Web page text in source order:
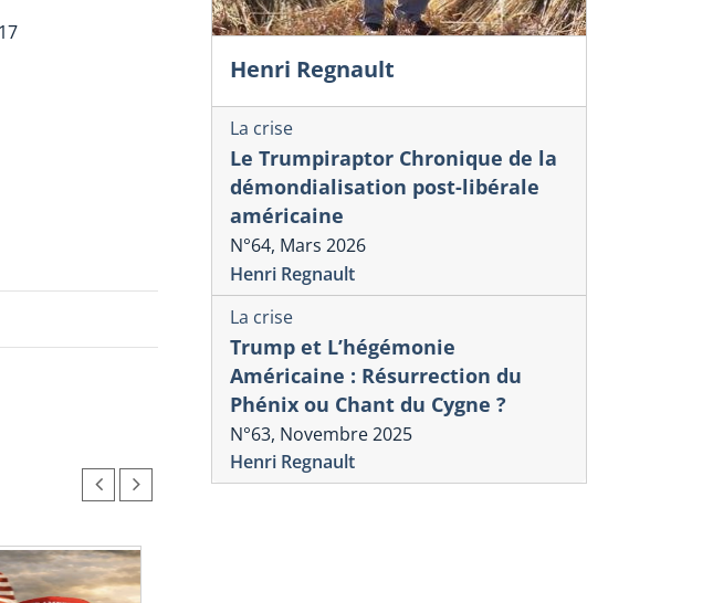
Henri Regnault
La crise
Le Trumpiraptor Chronique de la
démondialisation post-libérale
américaine
N°64, Mars 2026
Henri Regnault
La crise
Trump et L’hégémonie
Américaine : Résurrection du
Phénix ou Chant du Cygne ?
N°63, Novembre 2025
Henri Regnault